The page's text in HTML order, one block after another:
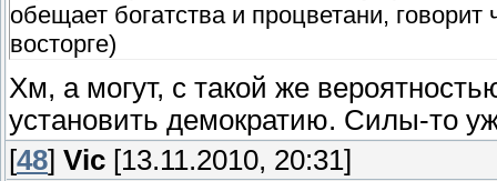
обещает богатства и процветани,
восторге)
Хм, а могут, с такой же
установить демократию. Силы-то
[48] Vic [13.11.2010, 20:31]